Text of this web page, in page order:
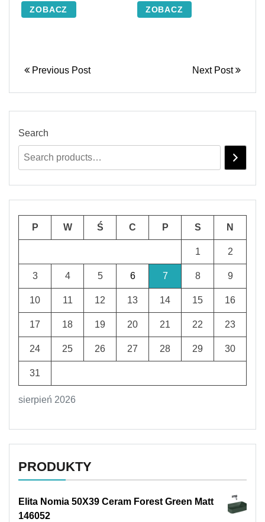
ZOBACZ ZOBACZ
Previous Post Next Post
Search
sierpień 2026
P W Ś C P S N
1 2
3 4 5 6 7 8 9
10 11 12 13 14 15 16
17 18 19 20 21 22 23
24 25 26 27 28 29 30
31
PRODUKTY
Elita Nomia 50X39 Ceram Forest Green Matt
146052